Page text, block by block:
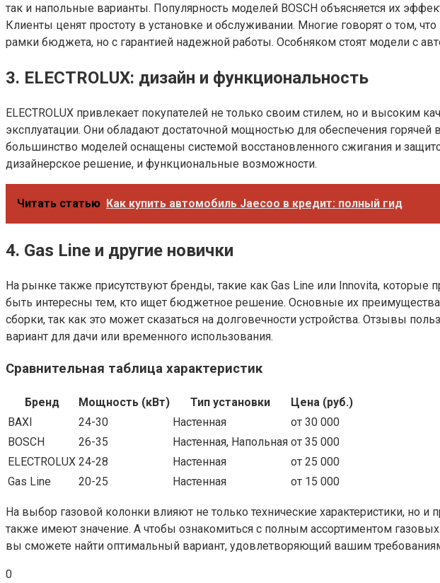
так и напольные варианты. Популярность моделей BOSCH объясняется их
Клиенты ценят простоту в установке и обслуживании. Многие говорят о том,
рамки бюджета, но с гарантией надежной работы. Особняком стоят модели с
3. ELECTROLUX: дизайн и функциональность
ELECTROLUX привлекает покупателей не только своим стилем, но и высоким
эксплуатации. Они обладают достаточной мощностью для обеспечения горячей
большинство моделей оснащены системой восстановленного сжигания и
дизайнерское решение, и функциональные возможности.
Читать статью Как купить автомобиль Jaecoo в кредит: полный гид
4. Gas Line и другие новички
На рынке также присутствуют бренды, такие как Gas Line или Innovita,
быть интересны тем, кто ищет бюджетное решение. Основные их преимущества
сборки, так как это может сказаться на долговечности устройства. Отзывы
вариант для дачи или временного использования.
Сравнительная таблица характеристик
Бренд Мощность (кВт) Тип установки
Цена (руб.)
BAXI
24-30 Настенная
от 30 000
BOSCH
26-35 Настенная, Напольная от 35 000
ELECTROLUX 24-28 Настенная
от 25 000
Gas Line
20-25 Настенная от 15 000
На выбор газовой колонки влияют не только технические характеристики, но и
также имеют значение. А чтобы ознакомиться с полным ассортиментом
вы сможете найти оптимальный вариант, удовлетворяющий вашим
0